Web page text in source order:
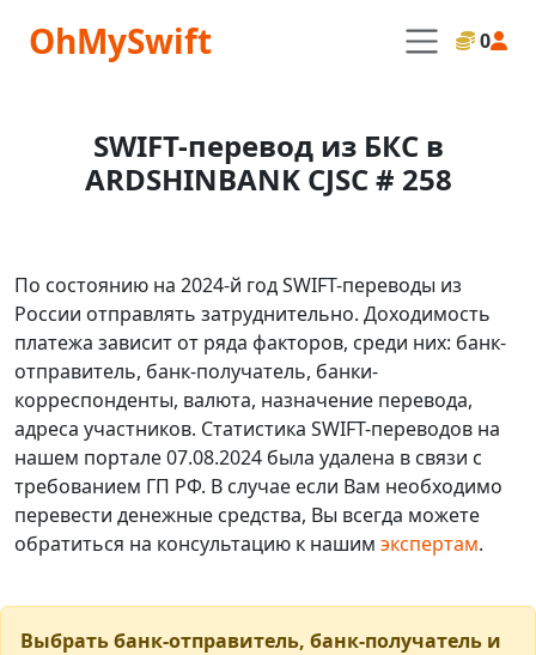
OhMySwift 0
SWIFT-перевод из БКС в
ARDSHINBANK CJSC # 258
По состоянию на 2024-й год SWIFT-переводы из
России отправлять затруднительно. Доходимость
платежа зависит от ряда факторов, среди них: банк-
отправитель, банк-получатель, банки-
корреспонденты, валюта, назначение перевода,
адреса участников. Статистика SWIFT-переводов на
нашем портале 07.08.2024 была удалена в связи с
требованием ГП РФ. В случае если Вам необходимо
перевести денежные средства, Вы всегда можете
обратиться на консультацию к нашим экспертам.
Выбрать банк-отправитель, банк-получатель и